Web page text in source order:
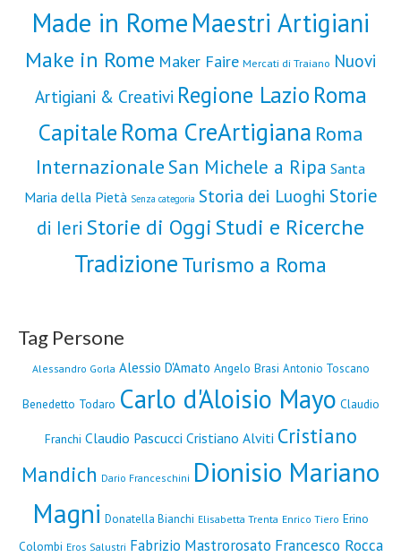
Made in RomeMaestri Artigiani
Make in Rome Maker Faire Mercati di Traiano Nuovi
Artigiani & Creativi Regione Lazio Roma
Capitale Roma CreArtigiana Roma
InternazionaleSan Michele a Ripa Santa
Maria della Pietà Senza categoria Storia dei Luoghi Storie
di Ieri Storie di Oggi Studi e Ricerche
TradizioneTurismo a Roma
Tag Persone
Alessandro Gorla Alessio D'Amato Angelo Brasi Antonio Toscano
Benedetto Todaro Carlo d'Aloisio Mayo Claudio
Franchi Claudio Pascucci Cristiano Alviti Cristiano
Mandich Dario Franceschini Dionisio Mariano
Magni Donatella Bianchi Elisabetta Trenta Enrico Tiero Erino
Colombi Eros Salustri Fabrizio Mastrorosato Francesco Rocca